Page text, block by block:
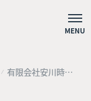
MENU
有限会社安川時計
店